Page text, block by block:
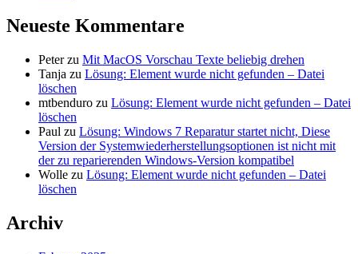
Neueste Kommentare
Peterzu Mit MacOS Vorschau Texte beliebig drehen
Tanja zu Lösung: Element wurde nicht gefunden – Datei
löschen
mtbenduro zu Lösung: Element wurde nicht gefunden – Datei
löschen
Paul zu Lösung: Windows 7 Reparatur startet nicht, Diese
Version der Systemwiederherstellungsoptionen ist nicht mit
der zu reparierenden Windows-Version kompatibel
Wolle zu Lösung: Element wurde nicht gefunden – Datei
löschen
Archiv